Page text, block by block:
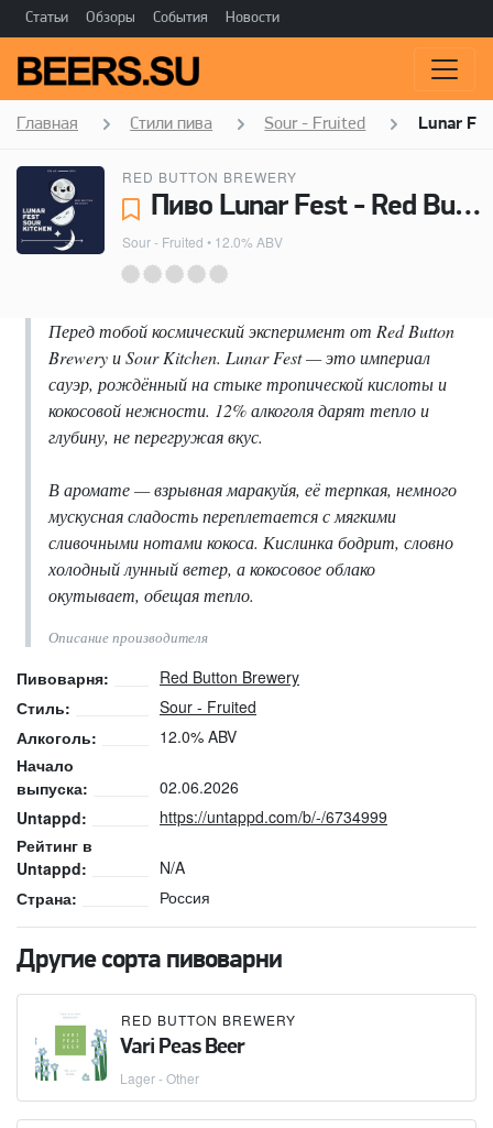
Статьи Обзоры События Новости
Главная Стили пива Sour - Fruited Lunar
RED BUTTON BREWERY
Пиво Lunar Fest - Red Button Brewery
Sour - Fruited • 12.0% ABV
Перед тобой космический эксперимент от Red Button
Brewery и Sour Kitchen. Lunar Fest — это империал
сауэр, рождённый на стыке тропической кислоты и
кокосовой нежности. 12% алкоголя дарят тепло и
глубину, не перегружая вкус.
В аромате — взрывная маракуйя, её терпкая, немного
мускусная сладость переплетается с мягкими
сливочными нотами кокоса. Кислинка бодрит, словно
холодный лунный ветер, а кокосовое облако
окутывает, обещая тепло.
Описание производителя
Пивоварня:
Red Button Brewery
Стиль:
Sour - Fruited
Алкоголь:
12.0% ABV
Начало
выпуска:
02.06.2026
Untappd:
https://untappd.com/b/-/6734999
Рейтинг в
Untappd:
N/A
Страна:
Россия
Другие сорта пивоварни
RED BUTTON BREWERY
Vari Peas Beer
Lager - Other